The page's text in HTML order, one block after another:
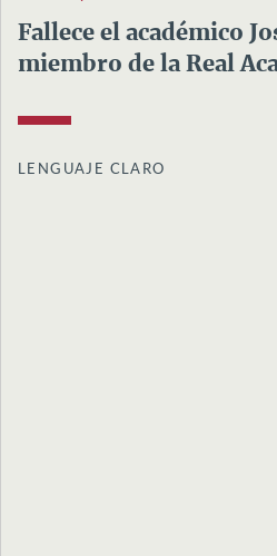
Fallece el académico
miembro de la Real
LENGUAJE CLARO